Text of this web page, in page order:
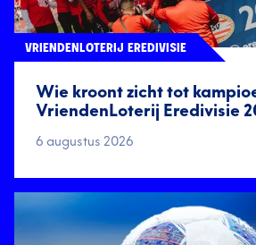
Wie kroont zicht tot
VriendenLoterij Eredivisie
VRIENDENLOTERIJ EREDIVISIE
6 augustus 2026